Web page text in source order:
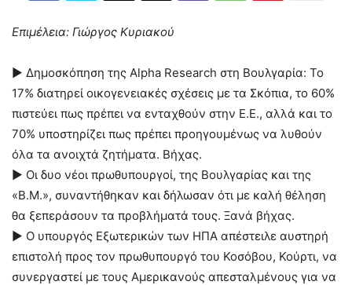
Επιμέλεια: Γιώργος Κυριακού
► Δημοσκόπηση της Alpha Research στη Βουλγαρία: Το
17% διατηρεί οικογενειακές σχέσεις με τα Σκόπια, το 60%
πιστεύει πως πρέπει να ενταχθούν στην Ε.Ε., αλλά και το
70% υποστηρίζει πως πρέπει προηγουμένως να λυθούν
όλα τα ανοιχτά ζητήματα. Βήχας.
► Οι δυο νέοι πρωθυπουργοί, της Βουλγαρίας και της
«Β.Μ.», συναντήθηκαν και δήλωσαν ότι με καλή θέληση
θα ξεπεράσουν τα προβλήματά τους. Ξανά βήχας.
► Ο υπουργός Εξωτερικών των ΗΠΑ απέστειλε αυστηρή
επιστολή προς τον πρωθυπουργό του Κοσόβου, Κούρτι, να
συνεργαστεί με τους Αμερικανούς απεσταλμένους για να